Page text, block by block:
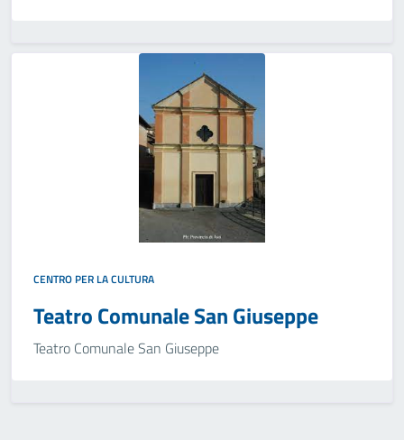
CENTRO PER LA CULTURA
Teatro Comunale San Giuseppe
Teatro Comunale San Giuseppe